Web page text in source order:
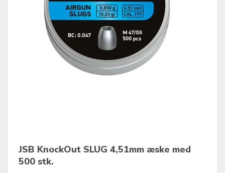
JSB KnockOut SLUG 4,51mm æske med
500 stk.